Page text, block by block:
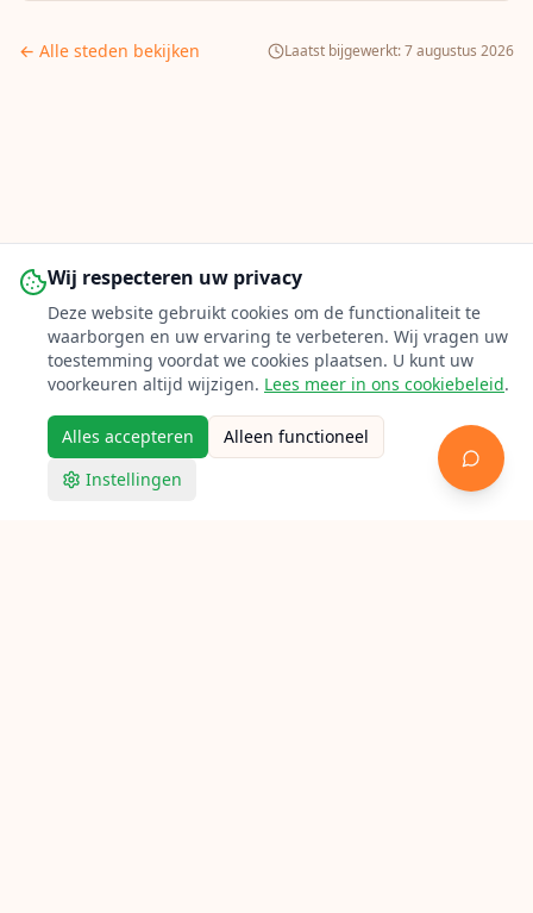
← Alle steden bekijken Laatst bijgewerkt:7 augustus 2026
Wij respecteren uw privacy
Deze website gebruikt cookies om de functionaliteit te
waarborgen en uw ervaring te verbeteren. Wij vragen uw
toestemming voordat we cookies plaatsen. U kunt uw
voorkeuren altijd wijzigen. Lees meer in ons cookiebeleid.
Alles accepteren
Alleen functioneel
Instellingen